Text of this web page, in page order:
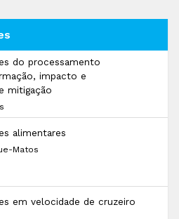
do processamento
impacto e
mitigação
alimentares
Matos
em velocidade de cruzeiro